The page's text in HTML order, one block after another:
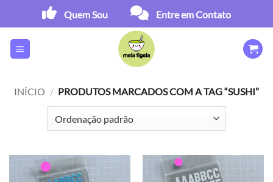
content
Quem Sou Entre em Contato
INÍCIO / PRODUTOS MARCADOS COM A TAG “SUSHI”